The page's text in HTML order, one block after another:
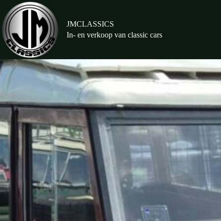
naar
de
inhoud
JMCLASSICS
In- en verkoop van classic cars